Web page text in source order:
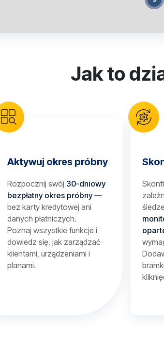
Jak to
Aktywuj okres próbny
Rozpocznij swój 30-dniowy
bezpłatny okres próbny—
bez karty kredytowej ani
danych płatniczych.
Poznaj wszystkie funkcje i
dowiedz się, jak zarządzać
klientami, urządzeniami i
planami.